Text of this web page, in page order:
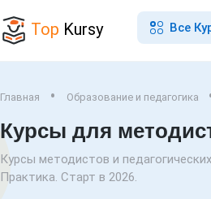
Top Kursy Все
Главная Образование и педагогика
Курсы для
Курсы методистов и
Практика. Старт в 2026.